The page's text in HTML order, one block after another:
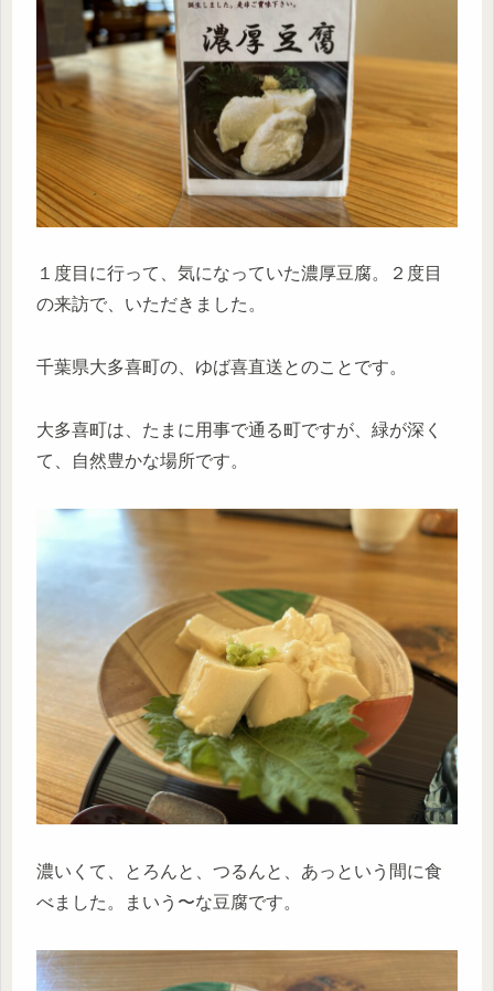
１度目に行って、気になっていた濃厚豆腐。２度目
の来訪で、いただきました。
千葉県大多喜町の、ゆば喜直送とのことです。
大多喜町は、たまに用事で通る町ですが、緑が深く
て、自然豊かな場所です。
濃いくて、とろんと、つるんと、あっという間に食
べました。まいう〜な豆腐です。